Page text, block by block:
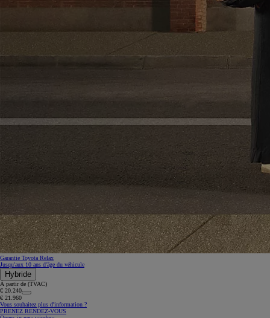
Garantie Toyota Relax
Jusqu'aux 10 ans d'âge du véhicule
Hybride
À partir de (TVAC)
€ 20.240
€ 21.960
Vous souhaitez plus d'information ?
PRENEZ RENDEZ-VOUS